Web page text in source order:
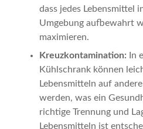
dass jedes Lebensmittel
Umgebung aufbewahrt
maximieren.
Kreuzkontamination: In
Kühlschrank können
Lebensmitteln auf
werden, was ein
richtige Trennung und
Lebensmitteln ist